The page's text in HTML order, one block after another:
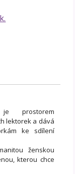
prostorem
lektorek a dává
ke sdílení
ženskou
kterou chce